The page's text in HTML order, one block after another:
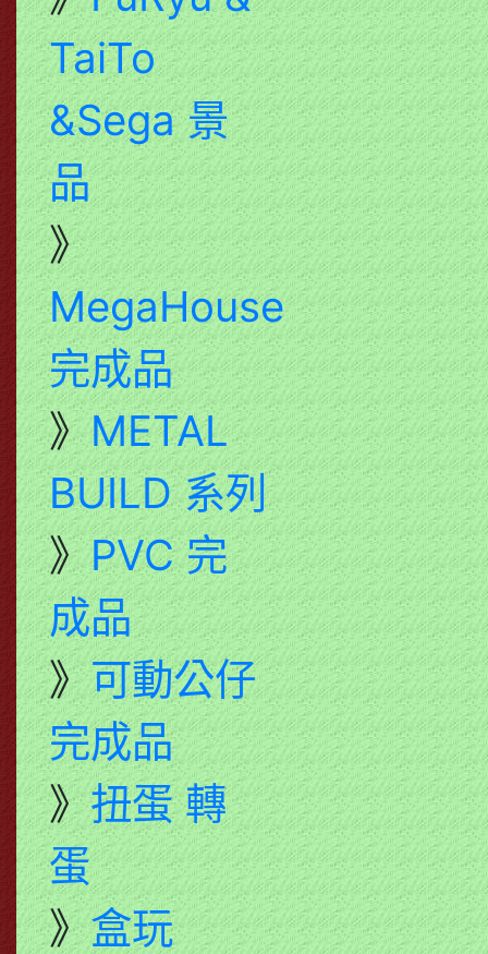
TaiTo
&Sega 景
品
》
MegaHouse
完成品
》METAL
BUILD 系列
》PVC 完
成品
》可動公仔
完成品
》扭蛋 轉
蛋
》盒玩